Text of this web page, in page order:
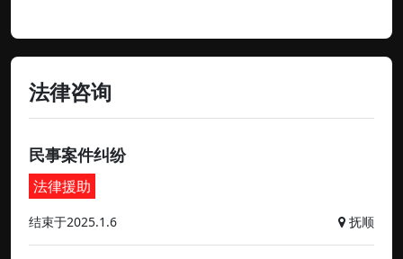
法律咨询
民事案件纠纷
法律援助
结束于2025.1.6 抚顺